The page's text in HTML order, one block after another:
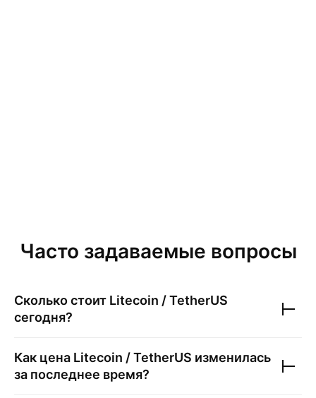
Часто задаваемые вопросы
Сколько стоит Litecoin / TetherUS
сегодня?
Как цена Litecoin / TetherUS изменилась
за последнее время?